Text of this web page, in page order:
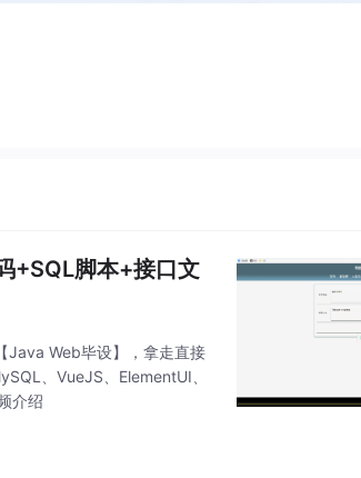
+SQL脚本+接口文
Java Web毕设】，拿走直接
、VueJS、ElementUI、
介绍